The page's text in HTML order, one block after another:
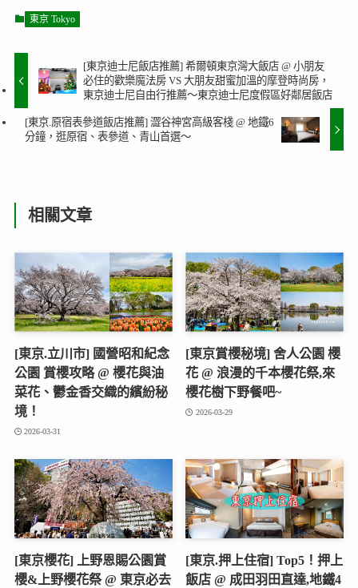
東京 Tokyo
[東京迪士尼飯店推薦] 希爾頓東京灣大飯店 @ 小朋友
必住的歡樂魔法房 VS 大朋友甜蜜加溫的摩登時尚房，
東京迪士尼自由行推薦～東京迪士尼度假區好鄰居飯店
[東京.原宿表參道飯店推薦] 澀谷神宮高級客棧 @ 地鐵6
分鐘，逛原宿、表參道、青山首選～
相關文章
[東京.立川市] 國營昭和紀念
公園 賞櫻攻略 @ 櫻花與油
菜花、鬱金香交織的繽紛秘
境！
2026-03-31
[東京賞櫻秘境] 舍人公園 櫻
花 @ 浪漫的千本櫻花祭,來
櫻花樹下野餐吧~
2026-03-29
[東京櫻花] 上野恩賜公園賞
櫻&上野櫻花祭 @ 東京必去
[東京.押上住宿] Top5！押上
飯店 @ 成田羽田直達,地鐵4